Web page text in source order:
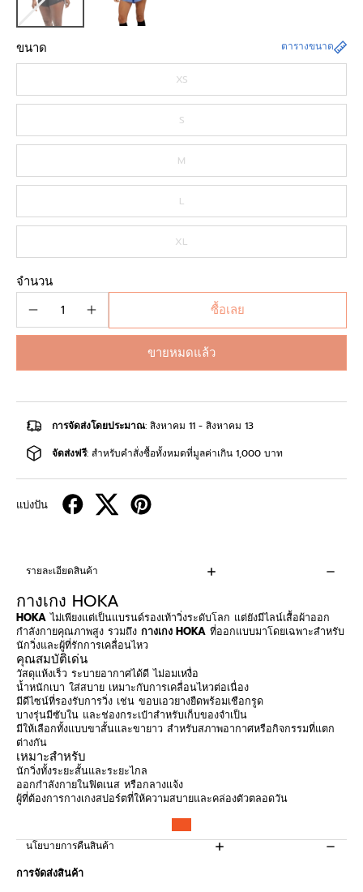
ขนาด ตารางขนาด
XS
S
M
L
XL
จำนวน
ขายหมดแล้ว
ซื้อเลย
การจัดส่งโดยประมาณ: สิงหาคม 11 - สิงหาคม 13
จัดส่งฟรี: สำหรับคำสั่งซื้อทั้งหมดที่มูลค่าเกิน 1,000 บาท
แบ่งปัน
รายละเอียดสินค้า
กางเกง HOKA
HOKA ไม่เพียงแต่เป็นแบรนด์รองเท้าวิ่งระดับโลก แต่ยังมีไลน์เสื้อผ้าออก
กำลังกายคุณภาพสูง รวมถึง กางเกง HOKA ที่ออกแบบมาโดยเฉพาะสำหรับ
นักวิ่งและผู้ที่รักการเคลื่อนไหว
คุณสมบัติเด่น
วัสดุแห้งเร็ว ระบายอากาศได้ดี ไม่อมเหงื่อ
น้ำหนักเบา ใส่สบาย เหมาะกับการเคลื่อนไหวต่อเนื่อง
มีดีไซน์ที่รองรับการวิ่ง เช่น ขอบเอวยางยืดพร้อมเชือกรูด
บางรุ่นมีซับใน และช่องกระเป๋าสำหรับเก็บของจำเป็น
มีให้เลือกทั้งแบบขาสั้นและขายาว สำหรับสภาพอากาศหรือกิจกรรมที่แตก
ต่างกัน
เหมาะสำหรับ
นักวิ่งทั้งระยะสั้นและระยะไกล
ออกกำลังกายในฟิตเนส หรือกลางแจ้ง
ผู้ที่ต้องการกางเกงสปอร์ตที่ให้ความสบายและคล่องตัวตลอดวัน
นโยบายการคืนสินค้า
การจัดส่งสินค้า